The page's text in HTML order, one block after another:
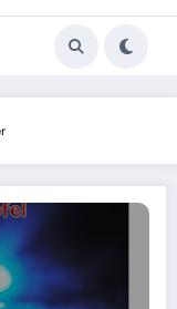
von Renchen-Ulm‘ ist